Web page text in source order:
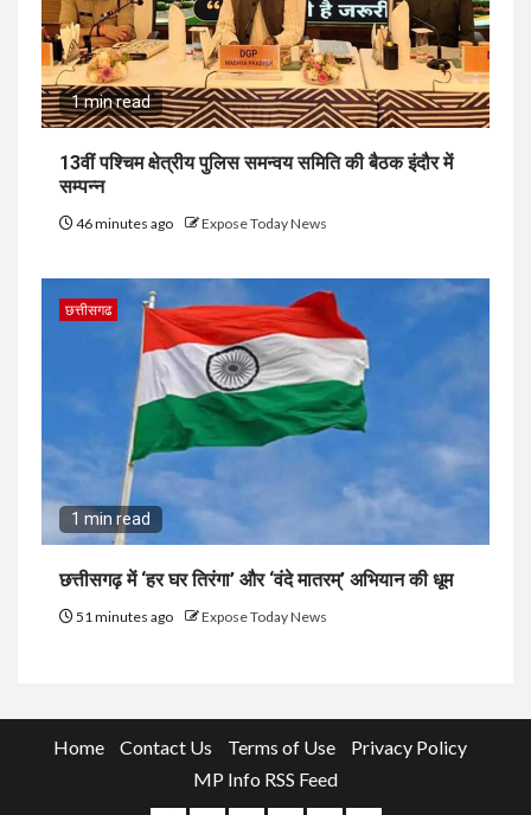
1 min read
13वीं पश्चिम क्षेत्रीय पुलिस समन्वय समिति की बैठक इंदौर में
सम्पन्न
46 minutes ago Expose Today News
छत्तीसगढ
1 min read
छत्तीसगढ़ में ‘हर घर तिरंगा’ और ‘वंदे मातरम्’ अभियान की धूम
51 minutes ago Expose Today News
Home Contact Us Terms of Use
Privacy Policy
MP Info RSS Feed